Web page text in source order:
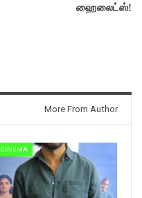
ஹைலைட்ஸ்!
More From Author
CINEMA